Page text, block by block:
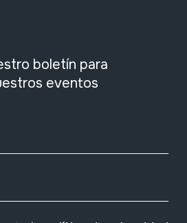
boletín para
eventos